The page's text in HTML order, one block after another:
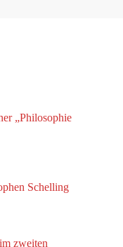
„Philosophie
Schelling
zweiten